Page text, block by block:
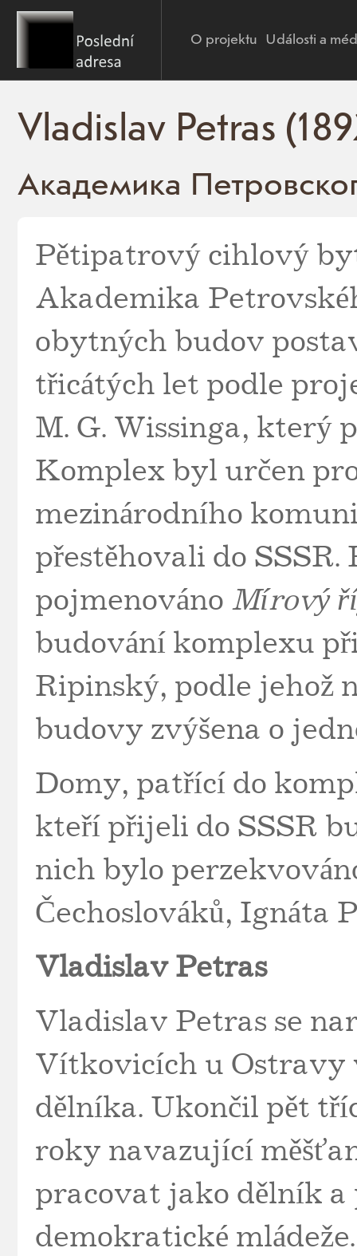
O projektu Události a
Vladislav Petras
Академика
Pětipatrový cihlový
Akademika
obytných budov
třicátých let podle
M. G. Wissinga, který
Komplex byl určen
mezinárodního
přestěhovali do
pojmenováno Mírový
budování komplexu
Ripinský, podle jehož
budovy zvýšena o
Domy, patřící do
kteří přijeli do SSSR
nich bylo
Čechoslováků, Ignáta
Vladislav Petras
Vladislav Petras se
Vítkovicích u Ostravy
dělníka. Ukončil pět
roky navazující
pracovat jako dělník a
demokratické